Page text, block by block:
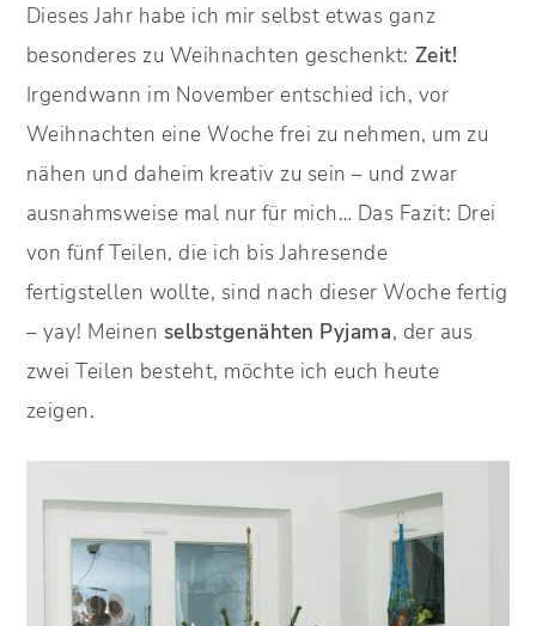
Dieses Jahr habe ich mir selbst etwas ganz
besonderes zu Weihnachten geschenkt: Zeit!
Irgendwann im November entschied ich, vor
Weihnachten eine Woche frei zu nehmen, um zu
nähen und daheim kreativ zu sein – und zwar
ausnahmsweise mal nur für mich… Das Fazit: Drei
von fünf Teilen, die ich bis Jahresende
fertigstellen wollte, sind nach dieser Woche fertig
– yay! Meinen selbstgenähten Pyjama, der aus
zwei Teilen besteht, möchte ich euch heute
zeigen.